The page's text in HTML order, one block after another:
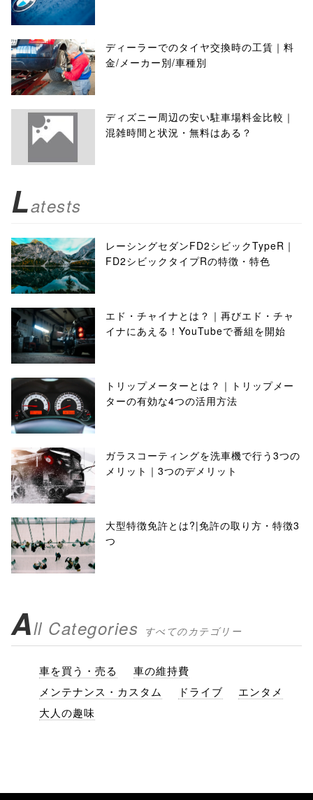
ディーラーでのタイヤ交換時の工賃｜料
金/メーカー別/車種別
ディズニー周辺の安い駐車場料金比較｜
混雑時間と状況・無料はある？
Latests
レーシングセダンFD2シビックTypeR｜
FD2シビックタイプRの特徴・特色
エド・チャイナとは？｜再びエド・チャ
イナにあえる！YouTubeで番組を開始
トリップメーターとは？｜トリップメー
ターの有効な4つの活用方法
ガラスコーティングを洗車機で行う3つの
メリット｜3つのデメリット
大型特徴免許とは?|免許の取り方・特徴3
つ
All Categories すべてのカテゴリー
車を買う・売る
車の維持費
メンテナンス・カスタム
ドライブ
エンタメ
大人の趣味